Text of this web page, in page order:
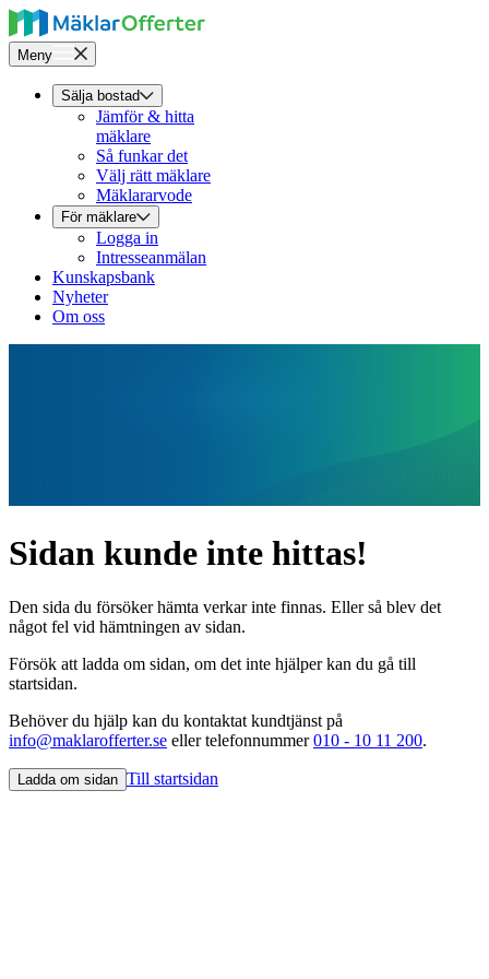
Meny
Sälja bostad
Jämför & hitta
mäklare
Så funkar det
Välj rätt mäklare
Mäklararvode
För mäklare
Logga in
Intresseanmälan
Kunskapsbank
Nyheter
Om oss
Sidan kunde inte hittas!
Den sida du försöker hämta verkar inte finnas. Eller så blev det
något fel vid hämtningen av sidan.
Försök att ladda om sidan, om det inte hjälper kan du gå till
startsidan.
Behöver du hjälp kan du kontaktat kundtjänst på
info@maklarofferter.se eller telefonnummer010 - 10 11 200.
Ladda om sidan Till startsidan